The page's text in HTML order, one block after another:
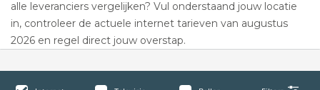
alle leveranciers vergelijken? Vul onderstaand jouw locatie
in, controleer de actuele internet tarieven van augustus
2026 en regel direct jouw overstap.